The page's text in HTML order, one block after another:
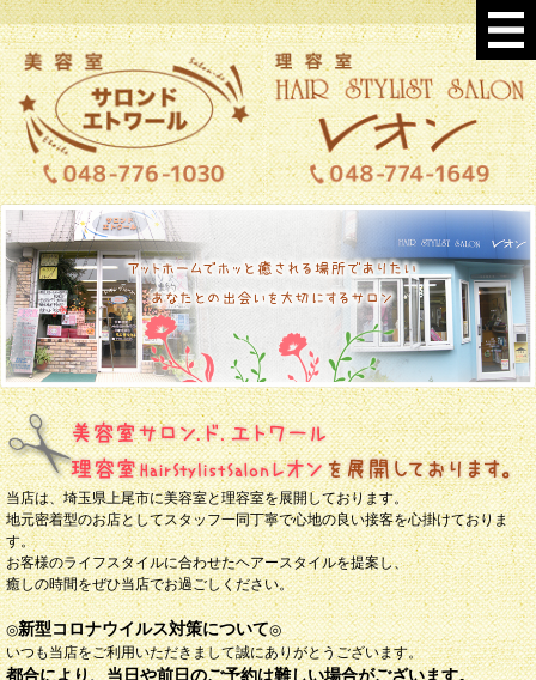
当店は、埼玉県上尾市に美容室と理容室を展開しております。
地元密着型のお店としてスタッフ一同丁寧で心地の良い接客を心掛けておりま
す。
お客様のライフスタイルに合わせたヘアースタイルを提案し、
癒しの時間をぜひ当店でお過ごしください。
◎新型コロナウイルス対策について◎
いつも当店をご利用いただきまして誠にありがとうございます。
都合により、当日や前日のご予約は難しい場合がございます。